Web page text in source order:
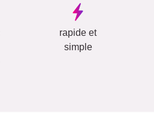
rapide et
simple